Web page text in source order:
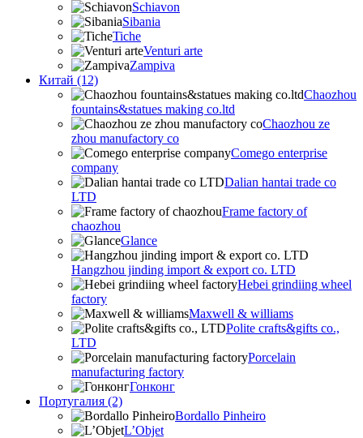
Schiavon
Sibania
Tiche
Venturi arte
Zampiva
Китай (12)
Chaozhou
fountains&statues making co.ltd
Chaozhou ze
zhou manufactory co
Comego enterprise
company
Dalian hantai trade co
LTD
Frame factory of
chaozhou
Glance
Hangzhou jinding import & export co. LTD
Hebei grindiing wheel
factory
Maxwell & williams
Polite crafts&gifts co.,
LTD
Porcelain
manufacturing factory
Гонконг
Португалия (2)
Bordallo Pinheiro
L’Objet